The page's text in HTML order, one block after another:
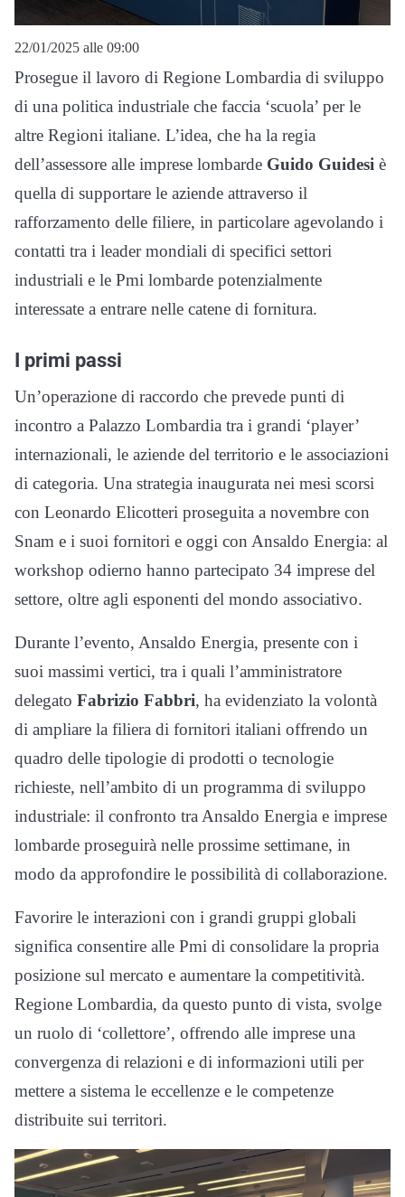
22/01/2025 alle 09:00
Prosegue il lavoro di Regione Lombardia di sviluppo
di una politica industriale che faccia ‘scuola’ per le
altre Regioni italiane. L’idea, che ha la regia
dell’assessore alle imprese lombarde Guido Guidesi è
quella di supportare le aziende attraverso il
rafforzamento delle filiere, in particolare agevolando i
contatti tra i leader mondiali di specifici settori
industriali e le Pmi lombarde potenzialmente
interessate a entrare nelle catene di fornitura.
I primi passi
Un’operazione di raccordo che prevede punti di
incontro a Palazzo Lombardia tra i grandi ‘player’
internazionali, le aziende del territorio e le associazioni
di categoria. Una strategia inaugurata nei mesi scorsi
con Leonardo Elicotteri proseguita a novembre con
Snam e i suoi fornitori e oggi con Ansaldo Energia: al
workshop odierno hanno partecipato 34 imprese del
settore, oltre agli esponenti del mondo associativo.
Durante l’evento, Ansaldo Energia, presente con i
suoi massimi vertici, tra i quali l’amministratore
delegato Fabrizio Fabbri, ha evidenziato la volontà
di ampliare la filiera di fornitori italiani offrendo un
quadro delle tipologie di prodotti o tecnologie
richieste, nell’ambito di un programma di sviluppo
industriale: il confronto tra Ansaldo Energia e imprese
lombarde proseguirà nelle prossime settimane, in
modo da approfondire le possibilità di collaborazione.
Favorire le interazioni con i grandi gruppi globali
significa consentire alle Pmi di consolidare la propria
posizione sul mercato e aumentare la competitività.
Regione Lombardia, da questo punto di vista, svolge
un ruolo di ‘collettore’, offrendo alle imprese una
convergenza di relazioni e di informazioni utili per
mettere a sistema le eccellenze e le competenze
distribuite sui territori.